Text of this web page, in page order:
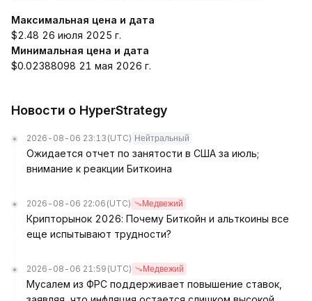
Максимальная цена и дата
$2.48 26 июля 2025 г.
Минимальная цена и дата
$0.02388098 21 мая 2026 г.
Новости о HyperStrategy
2026-08-06 23:13 (UTC) Нейтральный
Ожидается отчет по занятости в США за июль;
внимание к реакции Биткоина
2026-08-06 22:06 (UTC) Медвежий
Крипторынок 2026: Почему Биткойн и альткоины все
еще испытывают трудности?
2026-08-06 21:59 (UTC) Медвежий
Мусалем из ФРС поддерживает повышение ставок,